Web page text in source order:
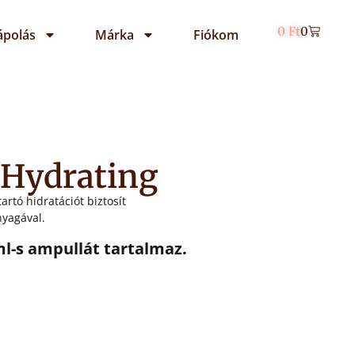
Márka Fiókom 0 Ft0
hidratációt biztosít
s ampullát tartalmaz.